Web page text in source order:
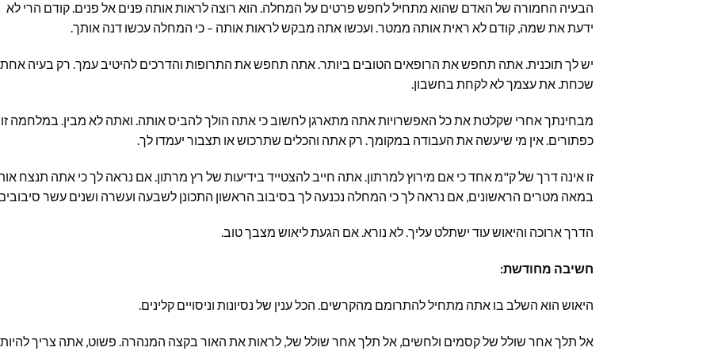
הבעיה החמורה של האדם שהוא מתחיל לחפש פרטים על המחלה. הוא רוצה לראות אותה פנים אל פנים. קודם הרי לא
ידעת את שמה, קודם לא ראית אותה ממטר. ועכשו אתה מבקש לראות אותה – כי המחלה עכשו דנה אותך.
יש לך תוכנית. אתה תחפש את הרופאים הטובים ביותר. אתה תחפש את התרופות והדרכים להיטיב עמך. רק בעיה אחת
שכחת. את עצמך לא לקחת בחשבון.
מבחינתך אחרי שקלטת את כל האפשרויות אתה מתארגן לחשוב כי אתה הולך להביס אותה. ואתה לא מבין. במלחמה זו
כפתורים. אין מי שיעשה את העבודה במקומך. רק אתה והכלים שתרכוש או תצבור יעמדו לך.
זו אינה דרך של ק"מ אחד כי אם מירוץ למרתון. אתה חייב להצטייד בידיעות של רץ מרתון. אם נראה לך כי אתה תנצח
במאה מטרים הראשונים, אם נראה לך כי המחלה נכנעה לך בסיבוב הראשון התכונן לשבעה ועשרה ושנים עשר
הדרך ארוכה והיאוש עוד ישתלט עליך. לא נורא. אם הגעת ליאוש מצבך טוב.
חשיבה מחודשת:
היאוש הוא השלב בו אתה מתחיל להתרומם מהקרשים. הכל ענין של נסיונות וניסויים קלינים.
אל תלך אחר שולל של קסמים ולחשים, אל תלך אחר שולל של, לראות את האור בקצה המנהרה. פשוט, אתה צריך להיות